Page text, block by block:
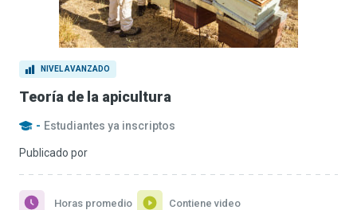
NIVEL AVANZADO
Teoría de la apicultura
- Estudiantes ya inscriptos
Publicado por
Horas promedio Contiene video